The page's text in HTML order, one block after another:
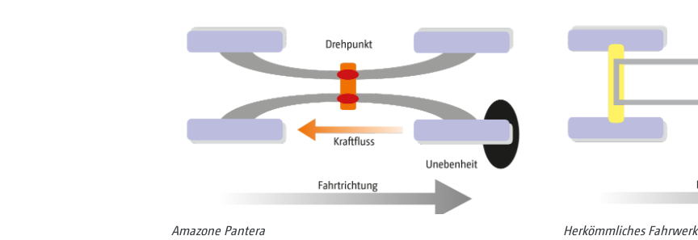
Amazone Pantera Herkömmliches Fahrwerk